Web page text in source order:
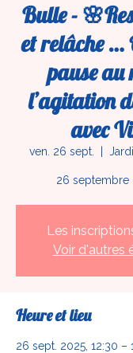
Bulle -
et relâche …
pause au
l’agitation
avec
ven. 26 sept.
26 septembre
Les
Voir d'autres
Heure et lieu
26 sept. 2025, 12:30 –